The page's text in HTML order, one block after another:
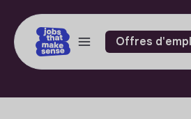
Offres